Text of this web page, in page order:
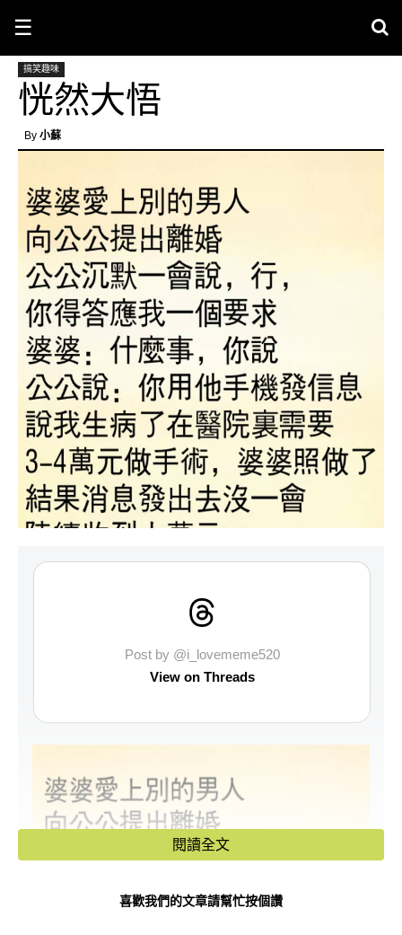
☰
搞笑趣味
恍然大悟
By 小蘇
Post by @i_lovememe520
View on Threads
閱讀全文
喜歡我們的文章請幫忙按個讚